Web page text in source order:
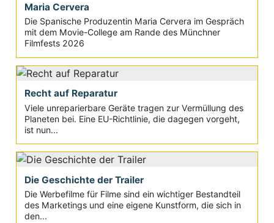
Maria Cervera
Die Spanische Produzentin Maria Cervera im Gespräch
mit dem Movie-College am Rande des Münchner
Filmfests 2026
Recht auf Reparatur
Viele unreparierbare Geräte tragen zur Vermüllung des
Planeten bei. Eine EU-Richtlinie, die dagegen vorgeht,
ist nun...
Die Geschichte der Trailer
Die Werbefilme für Filme sind ein wichtiger Bestandteil
des Marketings und eine eigene Kunstform, die sich in
den...